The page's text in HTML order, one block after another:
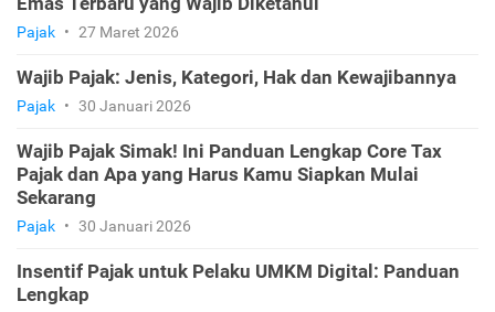
Pajak • 27 Maret 2026
Wajib Pajak: Jenis, Kategori, Hak dan Kewajibannya
Pajak • 30 Januari 2026
Wajib Pajak Simak! Ini Panduan Lengkap Core Tax
Pajak dan Apa yang Harus Kamu Siapkan Mulai
Sekarang
Pajak • 30 Januari 2026
Insentif Pajak untuk Pelaku UMKM Digital: Panduan
Lengkap